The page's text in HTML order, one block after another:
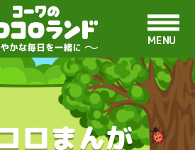
MENU
ロまんが